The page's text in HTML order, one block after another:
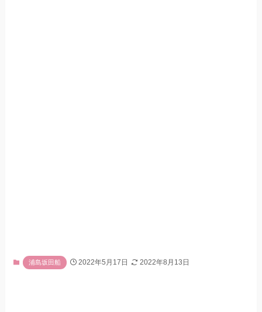
浦島坂田船 2022年5月17日 2022年8月13日